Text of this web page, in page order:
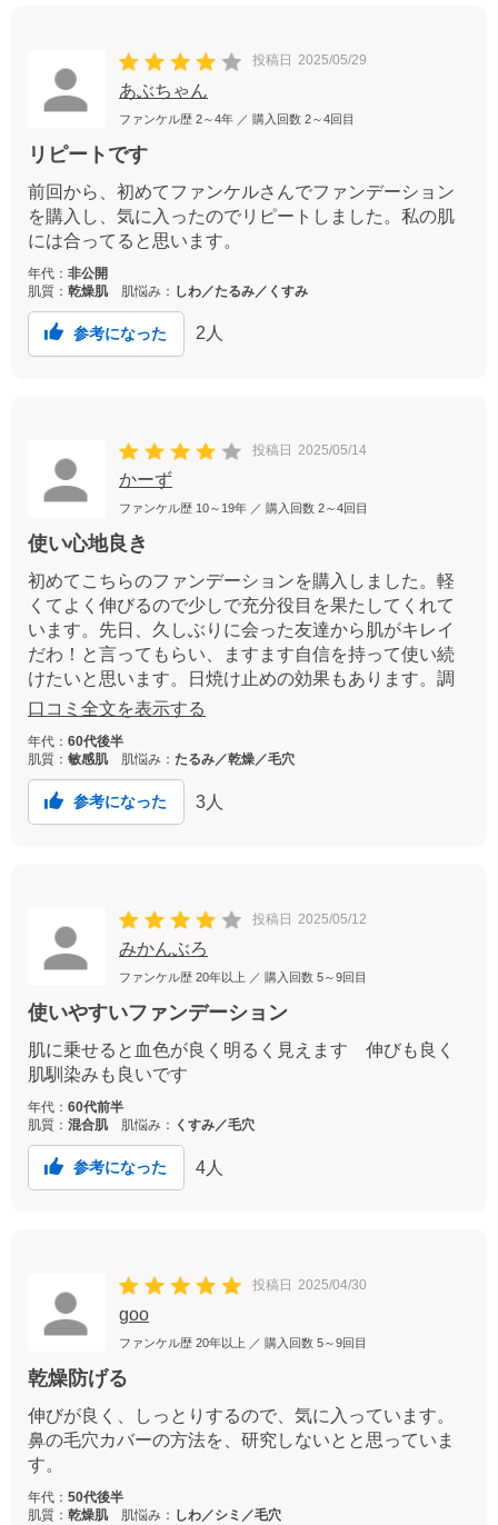
投稿日 2025/05/29
あぶちゃん
ファンケル歴 2～4年 ／ 購入回数 2～4回目
リピートです
前回から、初めてファンケルさんでファンデーション
を購入し、気に入ったのでリピートしました。私の肌
には合ってると思います。
年代： 非公開
肌質： 乾燥肌 肌悩み： しわ／たるみ／くすみ
参考になった 2 人
投稿日 2025/05/14
かーず
ファンケル歴 10～19年 ／ 購入回数 2～4回目
使い心地良き
初めてこちらのファンデーションを購入しました。軽
くてよく伸びるので少しで充分役目を果たしてくれて
います。先日、久しぶりに会った友達から肌がキレイ
だわ！と言ってもらい、ますます自信を持って使い続
けたいと思います。日焼け止めの効果もあります。調
子に乗って2本追加で購入してしまいました
口コミ全文を表示する
年代： 60代後半
肌質： 敏感肌 肌悩み： たるみ／乾燥／毛穴
参考になった 3 人
投稿日 2025/05/12
みかんぶろ
ファンケル歴 20年以上 ／ 購入回数 5～9回目
使いやすいファンデーション
肌に乗せると血色が良く明るく見えます 伸びも良く
肌馴染みも良いです
年代： 60代前半
肌質： 混合肌 肌悩み： くすみ／毛穴
参考になった 4 人
投稿日 2025/04/30
goo
ファンケル歴 20年以上 ／ 購入回数 5～9回目
乾燥防げる
伸びが良く、しっとりするので、気に入っています。
鼻の毛穴カバーの方法を、研究しないとと思っていま
す。
年代： 50代後半
肌質： 乾燥肌 肌悩み： しわ／シミ／毛穴